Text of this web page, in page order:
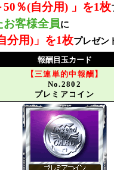
50％(自分用) 」を1枚
客様全員に
分用)」を1枚プレゼン
報酬目玉カード
【三連単的中報酬】
No.2802
プレミアコイン